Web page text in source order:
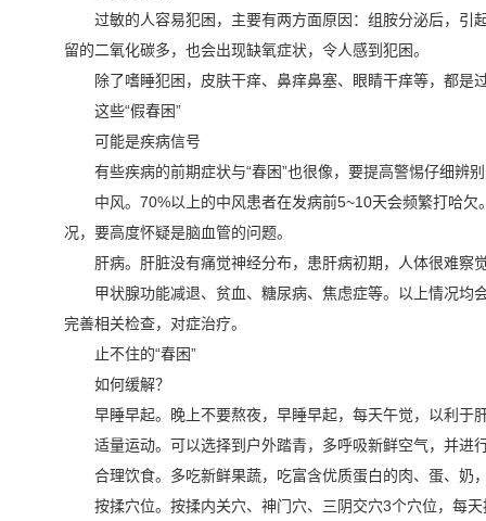
过敏的人容易犯困，主要有两方面原因：组胺分泌后，引
留的二氧化碳多，也会出现缺氧症状，令人感到犯困。
除了嗜睡犯困，皮肤干痒、鼻痒鼻塞、眼睛干痒等，都
这些“假春困”
可能是疾病信号
有些疾病的前期症状与“春困”也很像，要提高警惕仔细辨
中风。70%以上的中风患者在发病前5~10天会频繁打哈
况，要高度怀疑是脑血管的问题。
肝病。肝脏没有痛觉神经分布，患肝病初期，人体很难
甲状腺功能减退、贫血、糖尿病、焦虑症等。以上情况均
完善相关检查，对症治疗。
止不住的“春困”
如何缓解？
早睡早起。晚上不要熬夜，早睡早起，每天午觉，以利于
适量运动。可以选择到户外踏青，多呼吸新鲜空气，并进
合理饮食。多吃新鲜果蔬，吃富含优质蛋白的肉、蛋、奶
按揉穴位。按揉内关穴、神门穴、三阴交穴3个穴位，每